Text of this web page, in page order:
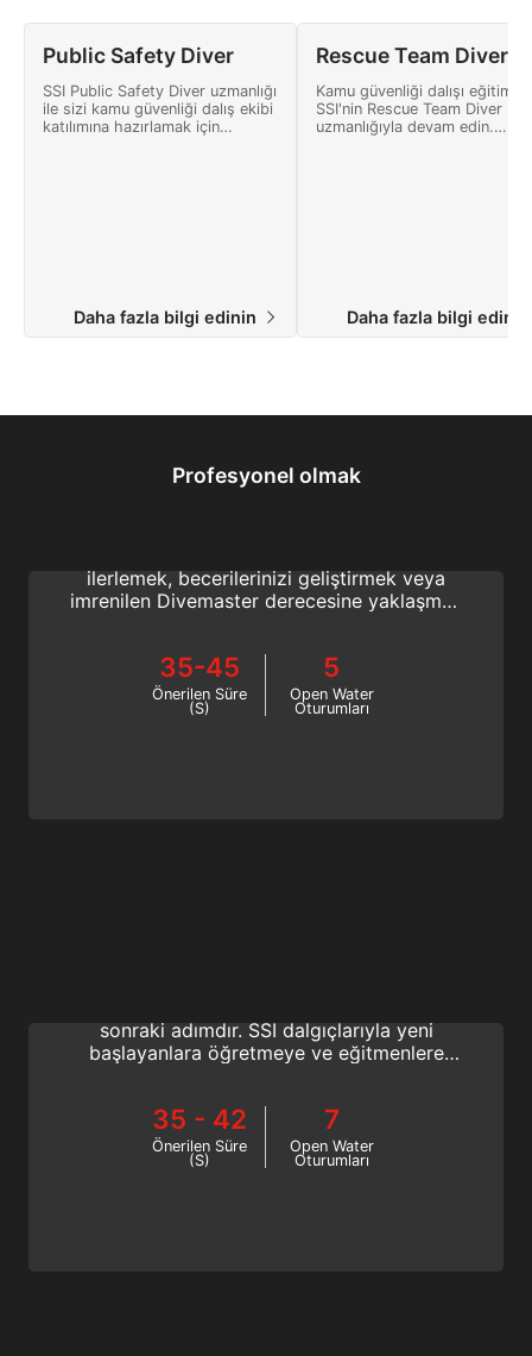
Public Safety Diver
SSI Public Safety Diver uzmanlığı
ile sizi kamu güvenliği dalış ekibi
katılımına hazırlamak için
Daha fazla bilgi edinin
Rescue Team Diver
Kamu güvenliği dalışı
SSI'nin Rescue Team Diver
uzmanlığıyla devam edin.
Daha fazla bilgi
Profesyonel olmak
Dive Guide | Divemaster
ilerlemek, becerilerinizi geliştirmek veya
imrenilen Divemaster derecesine yaklaşmak
35-45
Önerilen Süre
(S)
5
Open Water
Oturumları
sonraki adımdır. SSI dalgıçlarıyla yeni
başlayanlara öğretmeye ve eğitmenlere
35 - 42
Önerilen Süre
(S)
7
Open Water
Oturumları